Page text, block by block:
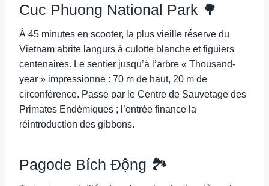
Cuc Phuong National Park 🌳
À 45 minutes en scooter, la plus vieille réserve du
Vietnam abrite langurs à culotte blanche et figuiers
centenaires. Le sentier jusqu’à l’arbre « Thousand-
year » impressionne : 70 m de haut, 20 m de
circonférence. Passe par le Centre de Sauvetage des
Primates Endémiques ; l’entrée finance la
réintroduction des gibbons.
Pagode Bích Động 🏞️